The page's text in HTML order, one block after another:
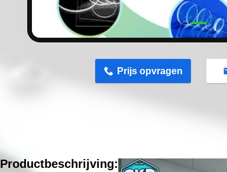
Prijs opvragen
Productbeschrijving: